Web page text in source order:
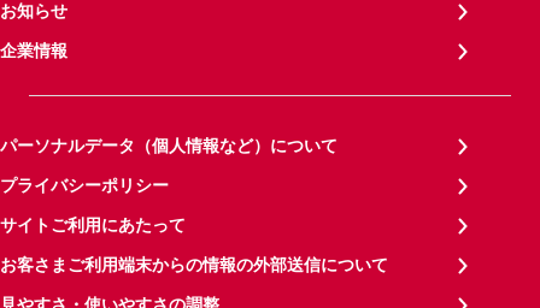
お知らせ
企業情報
パーソナルデータ（個人情報など）について
プライバシーポリシー
サイトご利用にあたって
お客さまご利用端末からの情報の外部送信について